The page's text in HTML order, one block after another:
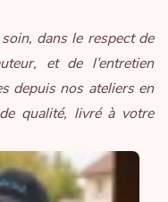
dans le respect de
et de l’entretien
depuis nos ateliers en
qualité, livré à votre